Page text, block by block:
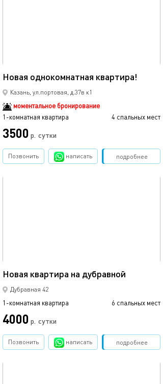
Новая однокомнатная квартира!
Казань, ул.портовая, д.37в к1
моментальное бронирование
1-комнатная квартира
4 спальных мест
3500 р. сутки
подробнее
Позвонить написать Забронировать
Новая квартира на дубравной
Дубравная 42
1-комнатная квартира 6 спальных мест
4000 р. сутки
подробнее
Позвонить написать Забронировать